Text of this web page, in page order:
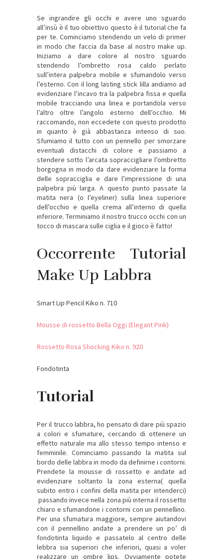
Se ingrandire gli occhi e avere uno sguardo
all’insù è il tuo obiettivo questo è il tutorial che fa
per te. Cominciamo stendendo un velo di primer
in modo che faccia da base al nostro make up.
Iniziamo a dare colore al nostro sguardo
stendendo l’ombretto rosa caldo perlato
sull’intera palpebra mobile e sfumandolo verso
l’esterno. Con il long lasting stick lilla andiamo ad
evidenziare l’incavo tra la palpebra fissa e quella
mobile tracciando una linea e portandola verso
l’altro oltre l’angolo esterno dell’occhio. Mi
raccomando, non eccedete con questo prodotto
in quanto è già abbastanza intenso di suo.
Sfumiamo il tutto con un pennello per smorzare
eventuali distacchi di colore e passiamo a
stendere sotto l’arcata sopraccigliare l’ombretto
borgogna in modo da dare evidenziare la forma
delle sopracciglia e dare l’impressione di una
palpebra più larga. A questo punto passate la
matita nera (o l’eyeliner) sulla linea superiore
dell’occhio e quella crema all’interno di quella
inferiore. Terminiamo il nostro trucco occhi con un
tocco di mascara sulle ciglia e il gioco è fatto!
Occorrente Tutorial
Make Up Labbra
Smart Lip Pencil Kiko n. 710
Mousse di rossetto Bella Oggi (Elegant Pink)
Rossetto Rosa Shocking Kiko n. 920
Fondotinta
Tutorial
Per il trucco labbra, ho pensato di dare più spazio
a colori e sfumature, cercando di ottenere un
effetto naturale ma allo stesso tempo intenso e
femminile. Cominciamo passando la matita sul
bordo delle labbra in modo da definirne i contorni.
Prendete la mousse di rossetto e andate ad
evidenziare soltanto la zona esterna( quella
subito entro i confini della matita per intenderci)
passando invece nella zona più interna il rossetto
chiaro e sfumandone i contorni con un pennellino.
Per una sfumatura maggiore, sempre aiutandovi
con il pennellino andate a prendere un po’ di
fondotinta liquido e passatelo al centro delle
lebbra sia superiori che inferiori, quasi a voler
realizzare un ombre lips. Ovviamente potete